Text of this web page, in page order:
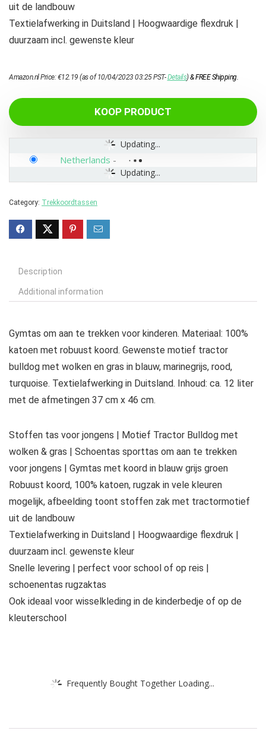
uit de landbouw
Textielafwerking in Duitsland | Hoogwaardige flexdruk |
duurzaam incl. gewenste kleur
Amazon.nl Price:€12.19 (as of 10/04/2023 03:25 PST-Details)&FREE Shipping.
KOOP PRODUCT
Updating...
Updating...
Netherlands -
Category: Trekkoordtassen
Description
Additional information
Gymtas om aan te trekken voor kinderen. Materiaal: 100%
katoen met robuust koord. Gewenste motief tractor
bulldog met wolken en gras in blauw, marinegrijs, rood,
turquoise. Textielafwerking in Duitsland. Inhoud: ca. 12 liter
met de afmetingen 37 cm x 46 cm.
Stoffen tas voor jongens | Motief Tractor Bulldog met
wolken & gras | Schoentas sporttas om aan te trekken
voor jongens | Gymtas met koord in blauw grijs groen
Robuust koord, 100% katoen, rugzak in vele kleuren
mogelijk, afbeelding toont stoffen zak met tractormotief
uit de landbouw
Textielafwerking in Duitsland | Hoogwaardige flexdruk |
duurzaam incl. gewenste kleur
Snelle levering | perfect voor school of op reis |
schoenentas rugzaktas
Ook ideaal voor wisselkleding in de kinderbedje of op de
kleuterschool
Frequently Bought Together Loading...